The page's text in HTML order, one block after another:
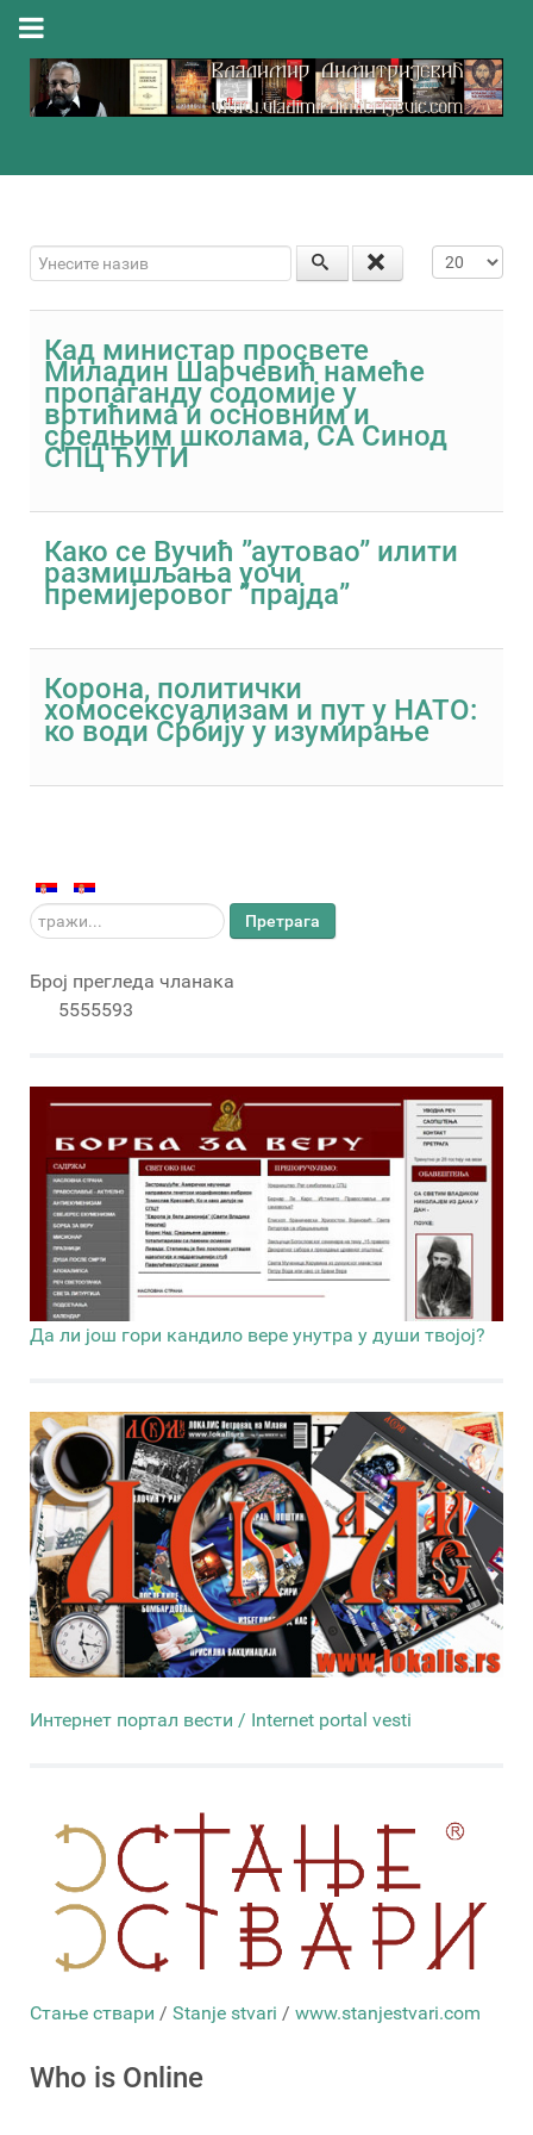
Унесите назив Приказ #
Кад министар просвете
Миладин Шарчевић намеће
пропаганду содомије у
вртићима и основним и
средњим школама, СА Синод
СПЦ ЋУТИ
Како се Вучић ”аутовао” илити
размишљања уочи
премијеровог ”прајда”
Корона, политички
хомосексуализам и пут у НАТО:
ко води Србију у изумирање
тражи... Претрага
Број прегледа чланака
5555593
Да ли још гори кандило вере унутра у души твојој?
Интернет портал вести / Internet portal vesti
Стање ствари / Stanje stvari / www.stanjestvari.com
Who is Online